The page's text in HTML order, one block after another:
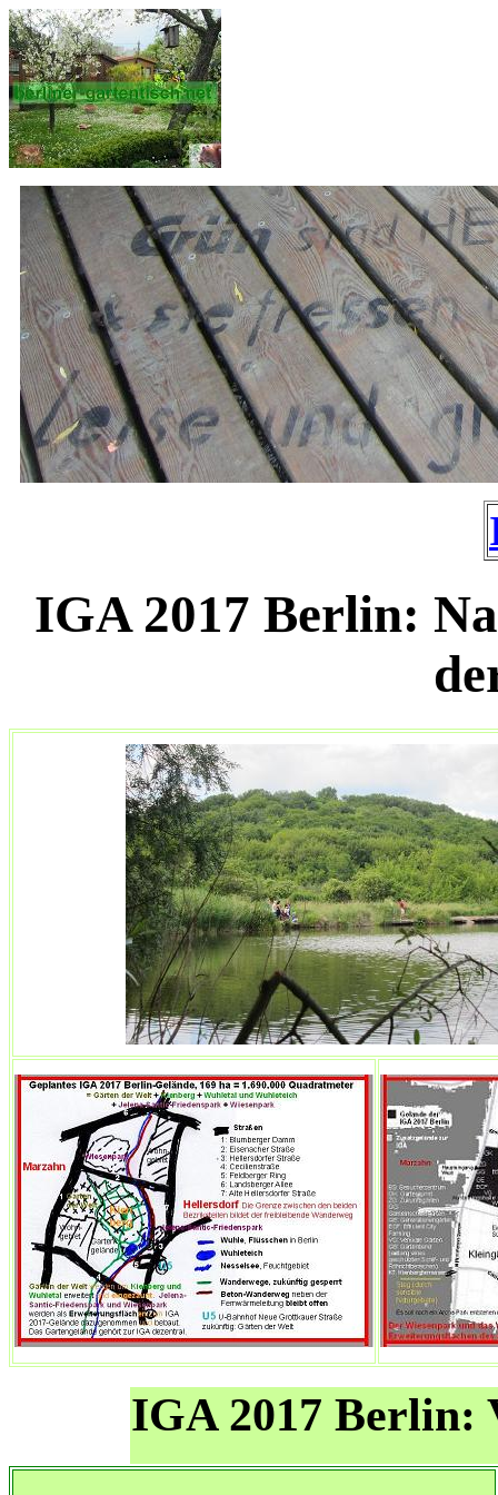
IGA 2017 Berlin:
IGA 2017 Berlin: